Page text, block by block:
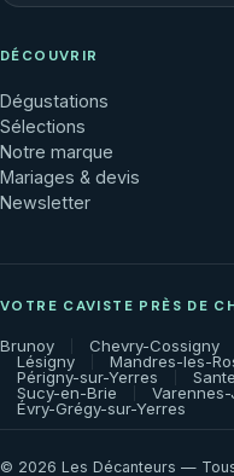
DÉCOUVRIR
Dégustations
Sélections
Notre marque
Mariages & devis
Newsletter
VOTRE CAVISTE PRÈS DE
Brunoy Chevry-Cossigny
Lésigny
Mandres-les-
Périgny-sur-Yerres
Sucy-en-Brie
Évry-Grégy-sur-Yerres
© 2026 Les Décanteurs —